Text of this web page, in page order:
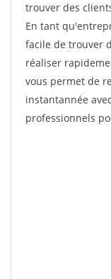
trouver des
En tant
facile de trouver
réaliser
vous permet de
instantannée
professionnels